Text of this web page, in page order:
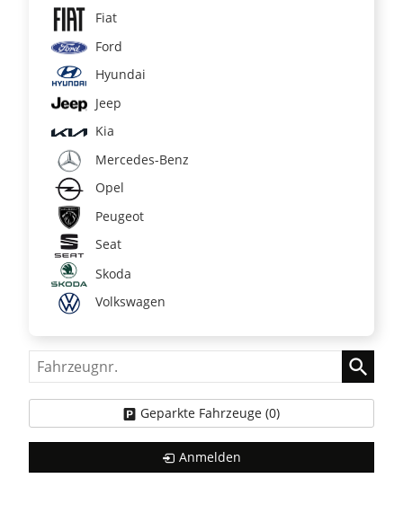
Fiat
Ford
Hyundai
Jeep
Kia
Mercedes-Benz
Opel
Peugeot
Seat
Skoda
Volkswagen
Fahrzeugnr.
Geparkte Fahrzeuge (0)
Anmelden